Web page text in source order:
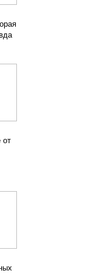
от